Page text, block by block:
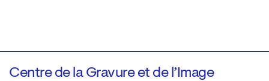
Centre de la Gravure et de l’Image